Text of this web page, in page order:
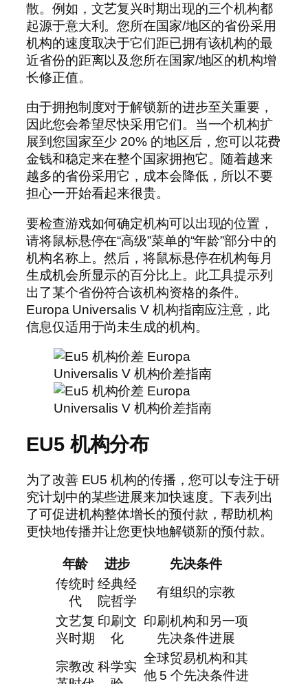
散。例如，文艺复兴时期出现的三个机构都
起源于意大利。您所在国家/地区的省份采用
机构的速度取决于它们距已拥有该机构的最
近省份的距离以及您所在国家/地区的机构增
长修正值。
由于拥抱制度对于解锁新的进步至关重要，
因此您会希望尽快采用它们。当一个机构扩
展到您国家至少 20% 的地区后，您可以花费
金钱和稳定来在整个国家拥抱它。随着越来
越多的省份采用它，成本会降低，所以不要
担心一开始看起来很贵。
要检查游戏如何确定机构可以出现的位置，
请将鼠标悬停在“高级”菜单的“年龄”部分中的
机构名称上。然后，将鼠标悬停在机构每月
生成机会所显示的百分比上。此工具提示列
出了某个省份符合该机构资格的条件。
Europa Universalis V 机构指南应注意，此
信息仅适用于尚未生成的机构。
EU5 机构分布
为了改善 EU5 机构的传播，您可以专注于研
究计划中的某些进展来加快速度。下表列出
了可促进机构整体增长的预付款，帮助机构
更快地传播并让您更快地解锁新的预付款。
年龄 进步
先决条件
传统时
代
经典经
院哲学
有组织的宗教
文艺复
兴时期
印刷文
化
印刷机构和另一项
先决条件进展
宗教改 科学实
全球贸易机构和其
他 5 个先决条件进